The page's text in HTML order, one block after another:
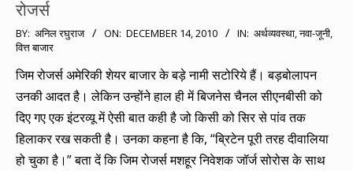
रोजर्स
2010-
12-
14
BY: अनिल रघुराज ON: DECEMBER 14, 2010 IN: अर्थव्यवस्था,नवा-जूनी,
वित्त बाजार
जिम रोजर्स अमेरिकी शेयर बाजार के बड़े नामी सटोरिये हैं। बड़बोलापन
उनकी आदत है। लेकिन उन्होंने हाल ही में बिजनेस चैनल सीएनबीसी को
दिए गए एक इंटरव्यू में ऐसी बात कही है जो किसी को सिर से पांव तक
हिलाकर रख सकती है। उनका कहना है कि, “ब्रिटेन पूरी तरह दीवालिया
हो चुका है।” बता दें कि जिम रोजर्स मशहूर निवेशक जॉर्ज सोरोस के साथ